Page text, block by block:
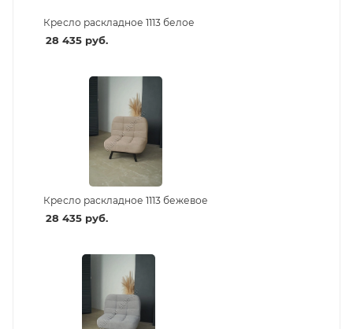
Кресло раскладное 1113 белое
28 435руб.
Кресло раскладное 1113 бежевое
28 435руб.